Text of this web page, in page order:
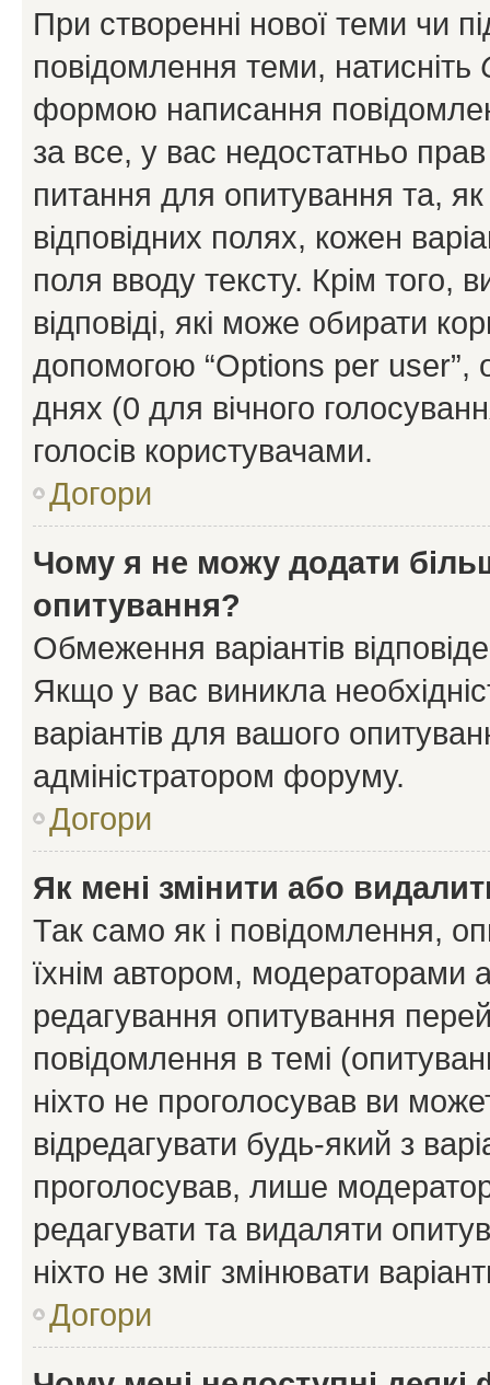
При створенні нової теми чи
повідомлення теми, натисніть
формою написання
за все, у вас недостатньо
питання для опитування та, як
відповідних полях, кожен
поля вводу тексту. Крім того,
відповіді, які може обирати
допомогою “Options per user”,
днях (0 для вічного
голосів користувачами.
Догори
Чому я не можу додати
опитування?
Обмеження варіантів
Якщо у вас виникла
варіантів для вашого
адміністратором форуму.
Догори
Як мені змінити або
Так само як і повідомлення,
їхнім автором, модераторами
редагування опитування
повідомлення в темі
ніхто не проголосував ви
відредагувати будь-який з
проголосував, лише
редагувати та видаляти
ніхто не зміг змінювати
Догори